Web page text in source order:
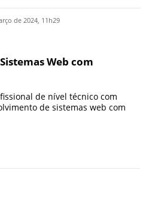
de 2024, 11h29
Web com
de nível técnico com
de sistemas web com